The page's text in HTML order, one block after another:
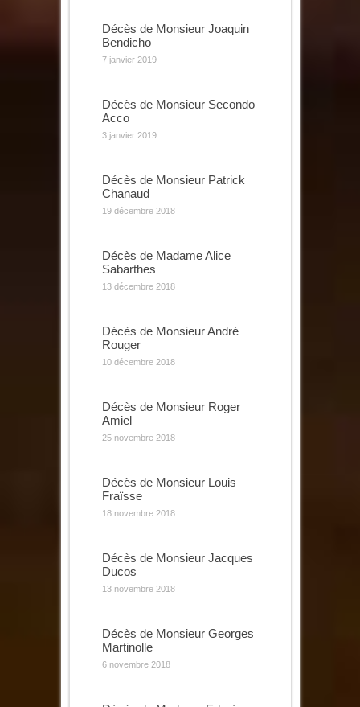
Décès de Monsieur Joaquin
Bendicho
7 janvier 2019
Décès de Monsieur Secondo
Acco
3 janvier 2019
Décès de Monsieur Patrick
Chanaud
19 décembre 2018
Décès de Madame Alice
Sabarthes
13 décembre 2018
Décès de Monsieur André
Rouger
10 décembre 2018
Décès de Monsieur Roger
Amiel
25 novembre 2018
Décès de Monsieur Louis
Fraïsse
18 novembre 2018
Décès de Monsieur Jacques
Ducos
13 novembre 2018
Décès de Monsieur Georges
Martinolle
6 novembre 2018